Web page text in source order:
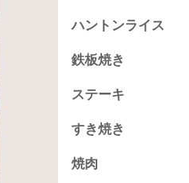
ハントンライス
鉄板焼き
ステーキ
すき焼き
焼肉